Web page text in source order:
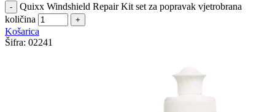
Quixx Windshield Repair Kit set za popravak vjetrobrana
količina
Košarica
Šifra: 02241